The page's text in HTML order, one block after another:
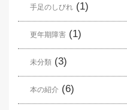
手足のしびれ (1)
更年期障害 (1)
未分類 (3)
本の紹介 (6)